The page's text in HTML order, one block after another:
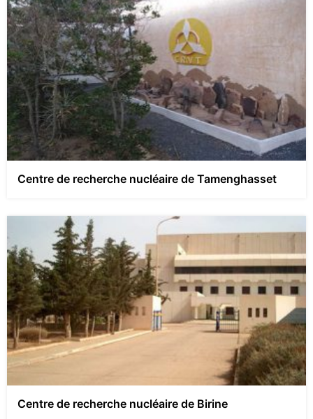
Centre de recherche nucléaire de Tamenghasset
Centre de recherche nucléaire de Birine